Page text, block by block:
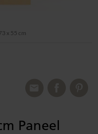
x 55 cm
Paneel